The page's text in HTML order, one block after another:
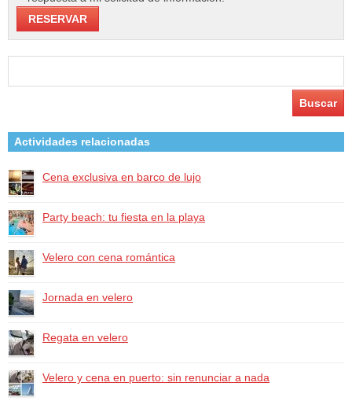
Actividades relacionadas
Cena exclusiva en barco de lujo
Party beach: tu fiesta en la playa
Velero con cena romántica
Jornada en velero
Regata en velero
Velero y cena en puerto: sin renunciar a nada